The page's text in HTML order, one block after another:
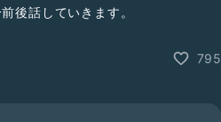
後話していきます。
795